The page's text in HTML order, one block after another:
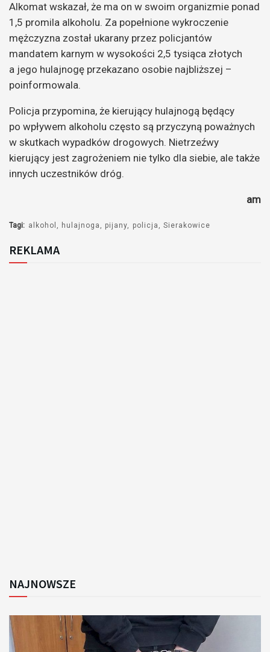
Alkomat wskazał, że ma on w swoim organizmie ponad
1,5 promila alkoholu. Za popełnione wykroczenie
mężczyzna został ukarany przez policjantów
mandatem karnym w wysokości 2,5 tysiąca złotych
a jego hulajnogę przekazano osobie najbliższej –
poinformowala.
Policja przypomina, że kierujący hulajnogą będący
po wpływem alkoholu często są przyczyną poważnych
w skutkach wypadków drogowych. Nietrzeźwy
kierujący jest zagrożeniem nie tylko dla siebie, ale także
innych uczestników dróg.
am
Tagi: alkohol hulajnoga pijany policja Sierakowice
REKLAMA
NAJNOWSZE